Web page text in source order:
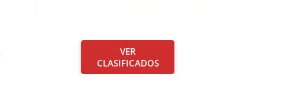
VER
CLASIFICADOS